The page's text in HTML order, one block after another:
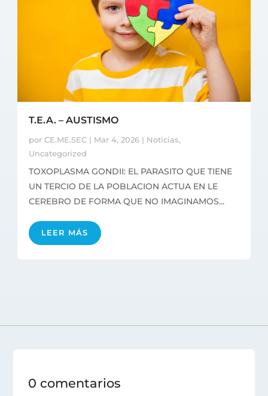
T.E.A. – AUSTISMO
porCE.ME.SEC | Mar 4, 2026 | Noticias,
Uncategorized
TOXOPLASMA GONDII: EL PARASITO QUE TIENE
UN TERCIO DE LA POBLACION ACTUA EN LE
CEREBRO DE FORMA QUE NO IMAGINAMOS...
LEER MÁS
0 comentarios